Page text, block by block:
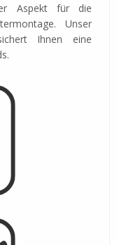
Aspekt für die
Unser
Ihnen eine